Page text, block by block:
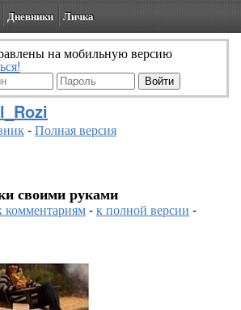
Дневники Личка
на мобильную версию
-Полная версия
своими руками
комментариям-к полной версии -